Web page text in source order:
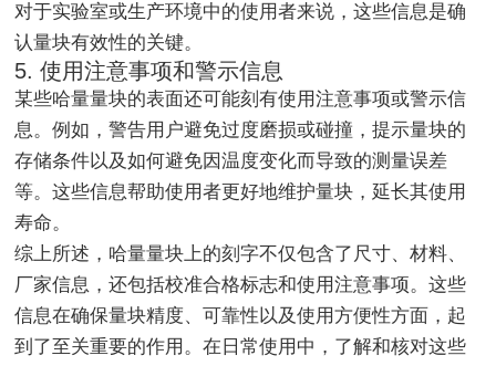
对于实验室或生产环境中的使用者来说，这些信息是确
认量块有效性的关键。
5. 使用注意事项和警示信息
某些哈量量块的表面还可能刻有使用注意事项或警示信
息。例如，警告用户避免过度磨损或碰撞，提示量块的
存储条件以及如何避免因温度变化而导致的测量误差
等。这些信息帮助使用者更好地维护量块，延长其使用
寿命。
综上所述，哈量量块上的刻字不仅包含了尺寸、材料、
厂家信息，还包括校准合格标志和使用注意事项。这些
信息在确保量块精度、可靠性以及使用方便性方面，起
到了至关重要的作用。在日常使用中，了解和核对这些